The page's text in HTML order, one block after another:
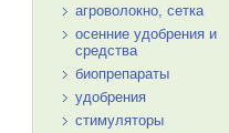
агроволокно, сетка
осенние удобрения и
средства
биопрепараты
удобрения
стимуляторы